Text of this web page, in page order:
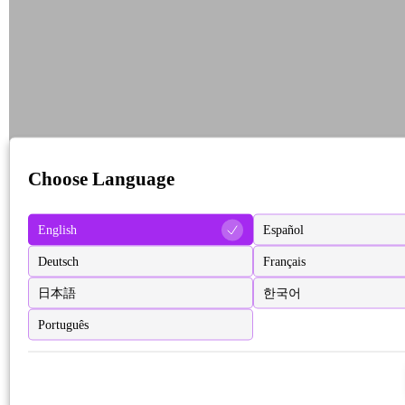
Choose Language
English Español
Deutsch Français
日本語 한국어
Português